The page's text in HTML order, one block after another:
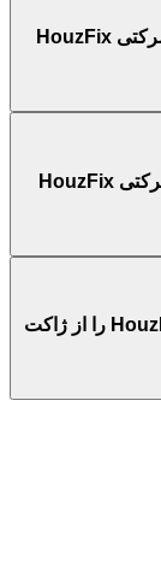
ویژگی‌های مهم قالب هوس فیکس | قالب شرکتی HouzFix
چگونه میتوانیم قالب هوس فیکس | قالب شرکتی HouzFix
چرا باید قالب هوس فیکس | قالب شرکتی HouzFix را از ژاکت